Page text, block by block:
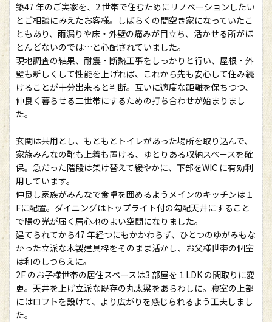
築47 年のご実家を、2 世帯で住むためにリノベーションしたい
とご相談にみえたお客様。しばらくの間空き家になっていたこ
ともあり、雨漏りや床・外壁の痛みが目立ち、活かせる所がほ
とんどないのでは…と心配されていました。
現地調査の結果、耐震・断熱工事をしっかりと行い、屋根・外
壁も新しくして性能を上げれば、これから先も安心して住み続
けることが十分出来ると判断。互いに適度な距離を保ちつつ、
仲良く暮らせる二世帯にするための打ち合わせが始まりまし
た。
玄関は共用とし、もともとトイレがあった場所を取り込んで、
家族みんなの靴も上着も置ける、ゆとりある収納スペースを確
保。急だった階段は架け替えて緩やかに、下部をWIC に有効利
用しています。
仲良し家族がみんなで食卓を囲めるようメインのキッチンは１
Fに配置。ダイニングはトップライト付の勾配天井にすること
で陽の光が届く居心地のよい空間になりました。
建てられてから47 年経つにもかかわらず、ひとつのゆがみもな
かった立派な木製建具枠をそのまま活かし、お父様世帯の個室
は和のしつらえに。
2F のお子様世帯の居住スペースは3 部屋を１LDK の間取りに変
更。天井を上げ立派な既存の丸太梁をあらわしに。寝室の上部
にはロフトを設けて、より広がりを感じられるよう工夫しまし
た。